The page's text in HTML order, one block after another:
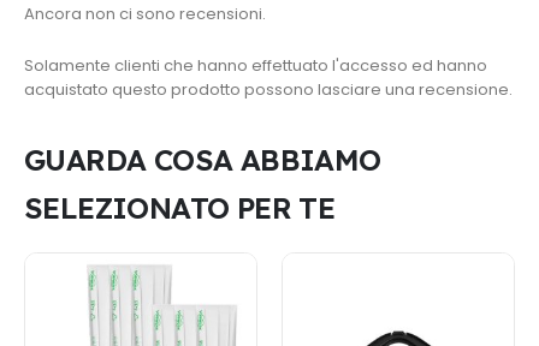
Ancora non ci sono recensioni.
Solamente clienti che hanno effettuato l'accesso ed hanno
acquistato questo prodotto possono lasciare una recensione.
GUARDA COSA ABBIAMO
SELEZIONATO PER TE